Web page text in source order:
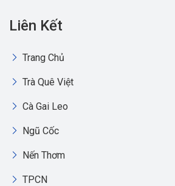
Liên Kết
Trang Chủ
Trà Quê Việt
Cà Gai Leo
Ngũ Cốc
Nến Thơm
TPCN